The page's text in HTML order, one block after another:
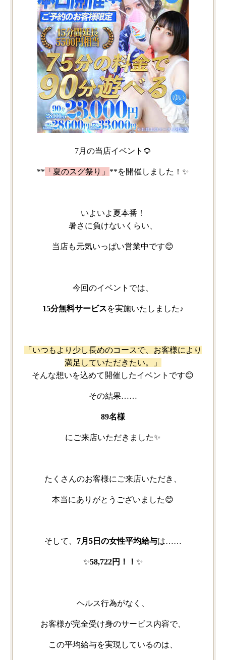
7月の​当店イベント🌻
** ​「夏の​スグ祭り」 **を​開催しました！​✨
いよいよ夏本番！
暑さに​負けない​くらい、
当店も​元気いっぱい​営業中です😊
今回の​イベントでは、
15分​無料サービスを​実施いたしました♪
「いつもより​少し​長めの​コースで、​お客様に​より​
満足していただきたい。」
そんな​想いを​込めて​開催した​イベントです😊
その​結果……
89名様
に​ご来店いただきました​✨
たくさんの​お客様に​ご来店いただき、
本当に​ありがとう​ございました​😊
そして、 ​7月5日の​女性平均給与は​……
✨58,722円！！ ​✨
ヘルス行為が​なく、
お客様が​完全受け身の​サービス内容で、
この​平均給与を​実現しているのは、